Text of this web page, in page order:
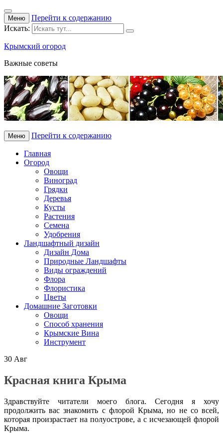
Меню
Перейти к содержанию
Искать:
Крымский огород
Важные советы
Меню Перейти к содержанию
Главная
Огород
Овощи
Виноград
Грядки
Деревья
Кусты
Растения
Семена
Удобрения
Ландшафтный дизайн
Дизайн Дома
Природные Ландшафты
Виды ограждений
Флора
Флористика
Цветы
Домашние Заготовки
Овощи
Способ хранения
Крымские Вина
Инструмент
30 Авг
Красная книга Крыма
Здравствуйте читатели моего блога. Сегодня я хочу
продолжить вас знакомить с флорой Крыма, но не со всей,
которая произрастает на полуострове, а с исчезающей флорой
Крыма.